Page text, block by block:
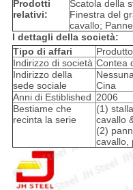
Prodotti
relativi:
Scatola della
Finestra del
cavallo;
I dettagli della società:
Tipo di affari
Indirizzo di società Contea
Indirizzo della
sede sociale
Cina
Anni di Estiblished 2006
Bestiame che
recinta la serie
(1)
cavallo
(2)
cavallo,